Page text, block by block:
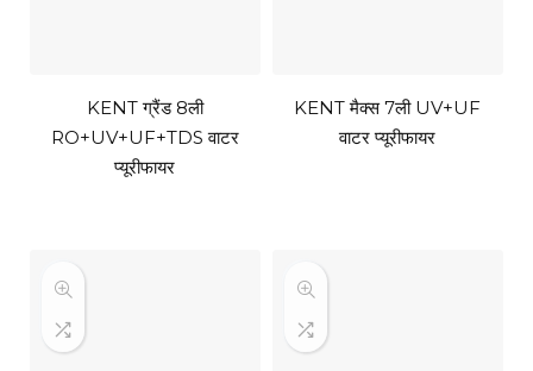
KENT ग्रैंड 8ली
RO+UV+UF+TDS वाटर
प्यूरीफायर
KENT मैक्स 7ली UV+UF
वाटर प्यूरीफायर